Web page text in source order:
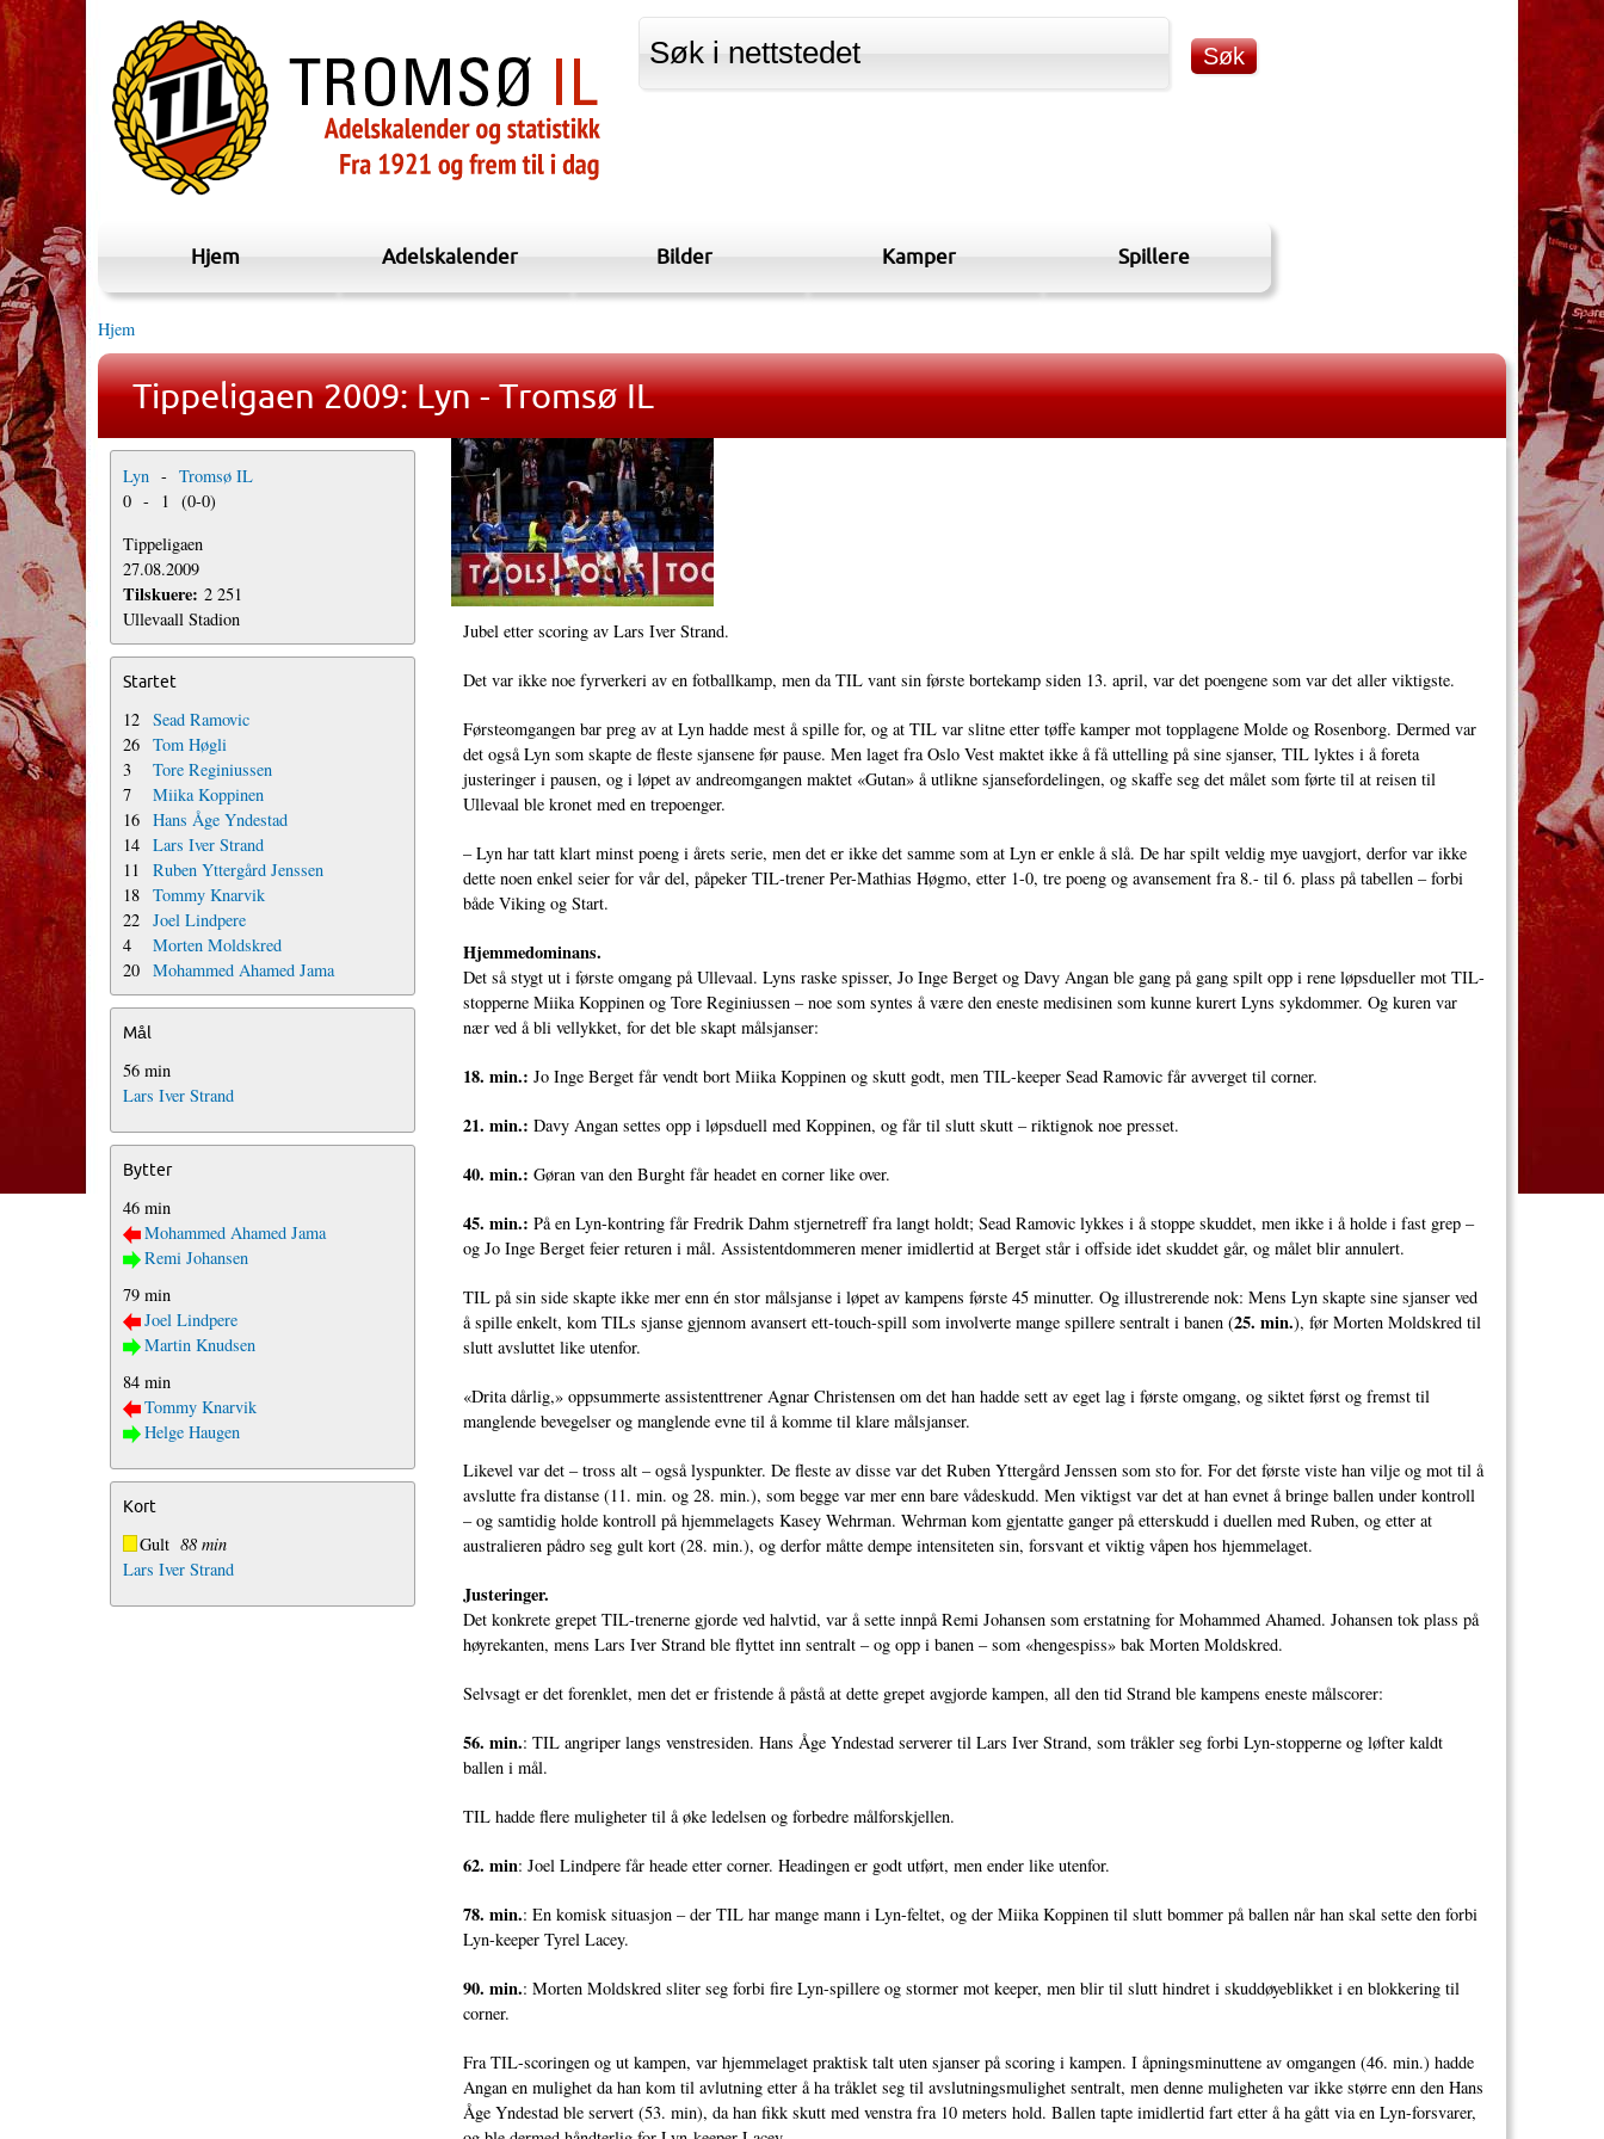
Hjem Adelskalender Bilder Kamper Spillere
Hjem
Tippeligaen 2009: Lyn - Tromsø IL
Lyn - Tromsø IL
0 - 1 (0-0)
Tippeligaen
27.08.2009
Tilskuere: 2 251
Ullevaall Stadion
Startet
12 Sead Ramovic
26 Tom Høgli
3
Tore Reginiussen
7
Miika Koppinen
16 Hans Åge Yndestad
14 Lars Iver Strand
11
Ruben Yttergård Jenssen
18 Tommy Knarvik
22 Joel Lindpere
4
Morten Moldskred
20 Mohammed Ahamed Jama
Mål
56 min
Lars Iver Strand
Bytter
46 min
Mohammed Ahamed Jama
Remi Johansen
79 min
Joel Lindpere
Martin Knudsen
84 min
Tommy Knarvik
Helge Haugen
Kort
Gult 88 min
Lars Iver Strand
Jubel etter scoring av Lars Iver Strand.
Det var ikke noe fyrverkeri av en fotballkamp, men da TIL vant sin første bortekamp siden 13. april, var det poengene som var det aller viktigste.
Førsteomgangen bar preg av at Lyn hadde mest å spille for, og at TIL var slitne etter tøffe kamper mot topplagene Molde og Rosenborg. Dermed var
det også Lyn som skapte de fleste sjansene før pause. Men laget fra Oslo Vest maktet ikke å få uttelling på sine sjanser, TIL lyktes i å foreta
justeringer i pausen, og i løpet av andreomgangen maktet «Gutan» å utlikne sjansefordelingen, og skaffe seg det målet som førte til at reisen til
Ullevaal ble kronet med en trepoenger.
– Lyn har tatt klart minst poeng i årets serie, men det er ikke det samme som at Lyn er enkle å slå. De har spilt veldig mye uavgjort, derfor var ikke
dette noen enkel seier for vår del, påpeker TIL-trener Per-Mathias Høgmo, etter 1-0, tre poeng og avansement fra 8.- til 6. plass på tabellen – forbi
både Viking og Start.
Hjemmedominans.
Det så stygt ut i første omgang på Ullevaal. Lyns raske spisser, Jo Inge Berget og Davy Angan ble gang på gang spilt opp i rene løpsdueller mot TIL-
stopperne Miika Koppinen og Tore Reginiussen – noe som syntes å være den eneste medisinen som kunne kurert Lyns sykdommer. Og kuren var
nær ved å bli vellykket, for det ble skapt målsjanser:
18. min.: Jo Inge Berget får vendt bort Miika Koppinen og skutt godt, men TIL-keeper Sead Ramovic får avverget til corner.
21. min.: Davy Angan settes opp i løpsduell med Koppinen, og får til slutt skutt – riktignok noe presset.
40. min.: Gøran van den Burght får headet en corner like over.
45. min.: På en Lyn-kontring får Fredrik Dahm stjernetreff fra langt holdt; Sead Ramovic lykkes i å stoppe skuddet, men ikke i å holde i fast grep –
og Jo Inge Berget feier returen i mål. Assistentdommeren mener imidlertid at Berget står i offside idet skuddet går, og målet blir annulert.
TIL på sin side skapte ikke mer enn én stor målsjanse i løpet av kampens første 45 minutter. Og illustrerende nok: Mens Lyn skapte sine sjanser ved
å spille enkelt, kom TILs sjanse gjennom avansert ett-touch-spill som involverte mange spillere sentralt i banen (25. min.), før Morten Moldskred til
slutt avsluttet like utenfor.
«Drita dårlig,» oppsummerte assistenttrener Agnar Christensen om det han hadde sett av eget lag i første omgang, og siktet først og fremst til
manglende bevegelser og manglende evne til å komme til klare målsjanser.
Likevel var det – tross alt – også lyspunkter. De fleste av disse var det Ruben Yttergård Jenssen som sto for. For det første viste han vilje og mot til å
avslutte fra distanse (11. min. og 28. min.), som begge var mer enn bare vådeskudd. Men viktigst var det at han evnet å bringe ballen under kontroll
– og samtidig holde kontroll på hjemmelagets Kasey Wehrman. Wehrman kom gjentatte ganger på etterskudd i duellen med Ruben, og etter at
australieren pådro seg gult kort (28. min.), og derfor måtte dempe intensiteten sin, forsvant et viktig våpen hos hjemmelaget.
Justeringer.
Det konkrete grepet TIL-trenerne gjorde ved halvtid, var å sette innpå Remi Johansen som erstatning for Mohammed Ahamed. Johansen tok plass på
høyrekanten, mens Lars Iver Strand ble flyttet inn sentralt – og opp i banen – som «hengespiss» bak Morten Moldskred.
Selvsagt er det forenklet, men det er fristende å påstå at dette grepet avgjorde kampen, all den tid Strand ble kampens eneste målscorer:
56. min.: TIL angriper langs venstresiden. Hans Åge Yndestad serverer til Lars Iver Strand, som tråkler seg forbi Lyn-stopperne og løfter kaldt
ballen i mål.
TIL hadde flere muligheter til å øke ledelsen og forbedre målforskjellen.
62. min: Joel Lindpere får heade etter corner. Headingen er godt utført, men ender like utenfor.
78. min.: En komisk situasjon – der TIL har mange mann i Lyn-feltet, og der Miika Koppinen til slutt bommer på ballen når han skal sette den forbi
Lyn-keeper Tyrel Lacey.
90. min.: Morten Moldskred sliter seg forbi fire Lyn-spillere og stormer mot keeper, men blir til slutt hindret i skuddøyeblikket i en blokkering til
corner.
Fra TIL-scoringen og ut kampen, var hjemmelaget praktisk talt uten sjanser på scoring i kampen. I åpningsminuttene av omgangen (46. min.) hadde
Angan en mulighet da han kom til avlutning etter å ha tråklet seg til avslutningsmulighet sentralt, men denne muligheten var ikke større enn den Hans
Åge Yndestad ble servert (53. min), da han fikk skutt med venstra fra 10 meters hold. Ballen tapte imidlertid fart etter å ha gått via en Lyn-forsvarer,